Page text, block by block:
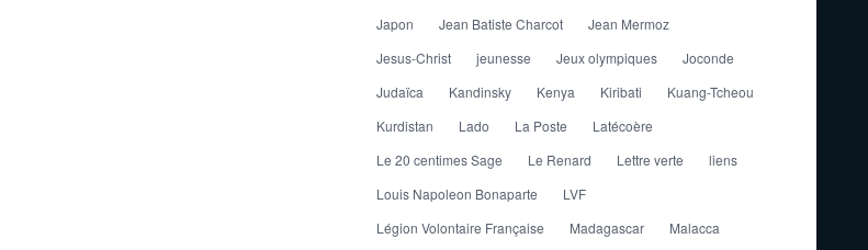
Japon
Jean Batiste Charcot
Jean Mermoz
Jesus-Christ
jeunesse Jeux olympiques
Joconde
Judaïca
Kandinsky Kenya Kiribati
Kuang-Tcheou
Kurdistan
Lado La Poste
Latécoère
Le 20 centimes Sage
Le Renard Lettre verte
liens
Louis Napoleon Bonaparte
LVF
Légion Volontaire Française
Madagascar
Malacca